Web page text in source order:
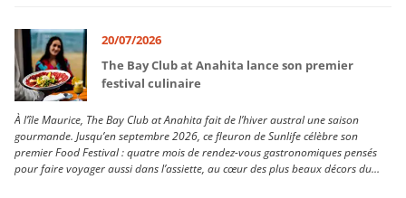
20/07/2026
The Bay Club at Anahita lance son premier
festival culinaire
À l’île Maurice, The Bay Club at Anahita fait de l’hiver austral une saison
gourmande. Jusqu’en septembre 2026, ce fleuron de Sunlife célèbre son
premier Food Festival : quatre mois de rendez-vous gastronomiques pensés
pour faire voyager aussi dans l’assiette, au cœur des plus beaux décors du